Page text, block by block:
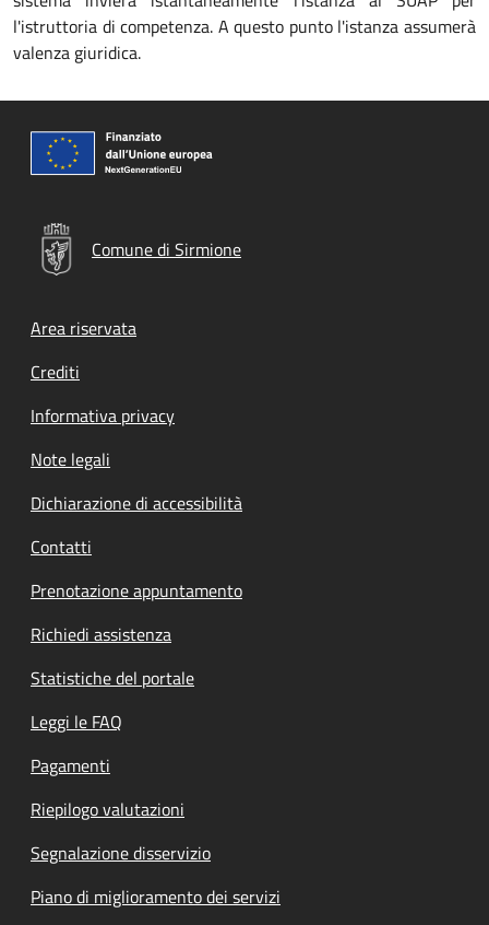
l'istruttoria di competenza. A questo punto l'istanza assumerà
valenza giuridica.
Comune di Sirmione
Footer menu
Area riservata
Crediti
Informativa privacy
Note legali
Dichiarazione di accessibilità
Contatti
Prenotazione appuntamento
Richiedi assistenza
Statistiche del portale
Leggi le FAQ
Pagamenti
Riepilogo valutazioni
Segnalazione disservizio
Piano di miglioramento dei servizi